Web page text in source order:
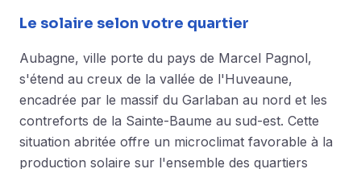
Le solaire selon votre quartier
Aubagne, ville porte du pays de Marcel Pagnol,
s'étend au creux de la vallée de l'Huveaune,
encadrée par le massif du Garlaban au nord et les
contreforts de la Sainte-Baume au sud-est. Cette
situation abritée offre un microclimat favorable à la
production solaire sur l'ensemble des quartiers